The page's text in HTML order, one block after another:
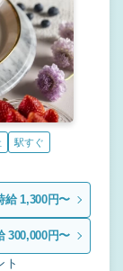
駅すぐ
給 1,300円〜
300,000円〜
ト